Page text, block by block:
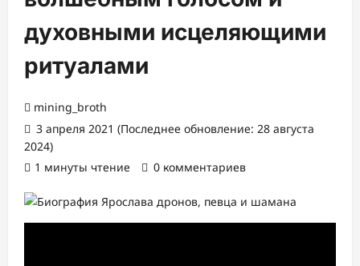
духовными исцеляющими
ритуалами
mining_broth
3 апреля 2021 (Последнее обновление: 28 августа
2024)
1 минуты чтение
0 комментариев